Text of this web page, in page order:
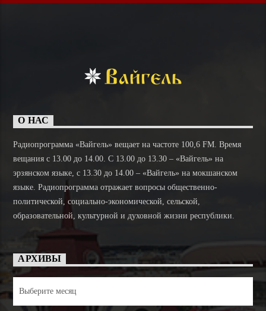
О НАС
Радиопрограмма «Вайгель» вещает на частоте 100,6 FM. Время
вещания с 13.00 до 14.00. C 13.00 до 13.30 – «Вайгель» на
эрзянском языке, с 13.30 до 14.00 – «Вайгель» на мокшанском
языке. Радиопрограмма отражает вопросы общественно-
политической, социально-экономической, сельской,
образовательной, культурной и духовной жизни республики.
АРХИВЫ